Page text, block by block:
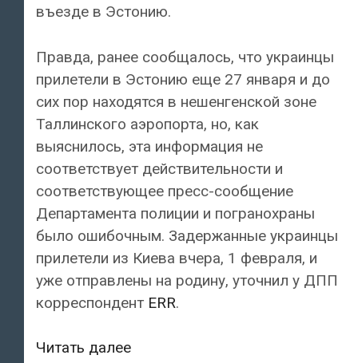
въезде в Эстонию.
Правда, ранее сообщалось, что украинцы
прилетели в Эстонию еще 27 января и до
сих пор находятся в нешенгенской зоне
Таллинского аэропорта, но, как
выяснилось, эта информация не
соответствует действительности и
соответствующее пресс-сообщение
Департамента полиции и погранохраны
было ошибочным. Задержанные украинцы
прилетели из Киева вчера, 1 февраля, и
уже отправлены на родину, уточнил у ДПП
корреспондент ERR.
Читать далееДвух